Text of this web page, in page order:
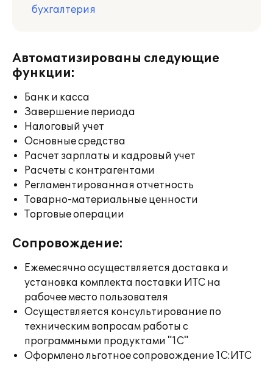
бухгалтерия
Автоматизированы следующие
функции:
Банк и касса
Завершение периода
Налоговый учет
Основные средства
Расчет зарплаты и кадровый учет
Расчеты с контрагентами
Регламентированная отчетность
Товарно-материальные ценности
Торговые операции
Сопровождение:
Ежемесячно осуществляется доставка и
установка комплекта поставки ИТС на
рабочее место пользователя
Осуществляется консультирование по
техническим вопросам работы с
программными продуктами "1С"
Оформлено льготное сопровождение 1С:ИТС